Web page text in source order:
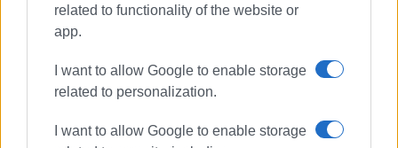
related to functionality of the website or
app.
I want to allow Google to enable storage
related to personalization.
I want to allow Google to enable storage